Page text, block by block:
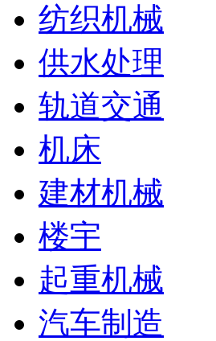
纺织机械
供水处理
轨道交通
机床
建材机械
楼宇
起重机械
汽车制造